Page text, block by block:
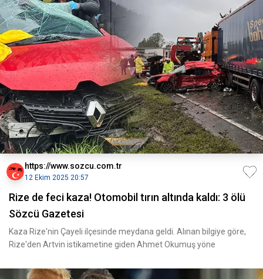
https://www.sozcu.com.tr
12 Ekim 2025 20:57
Rize de feci kaza! Otomobil tırın altında kaldı: 3 ölü
Sözcü Gazetesi
Kaza Rize'nin Çayeli ilçesinde meydana geldi. Alınan bilgiye göre,
Rize'den Artvin istikametine giden Ahmet Okumuş yöne